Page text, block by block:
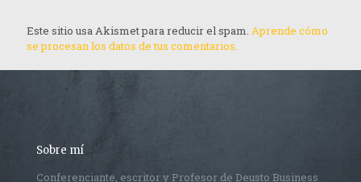
Este sitio usa Akismet para reducir el spam. Aprende cómo
se procesan los datos de tus comentarios.
Sobre mí
Conferenciante, escritor y Profesor de Deusto Business